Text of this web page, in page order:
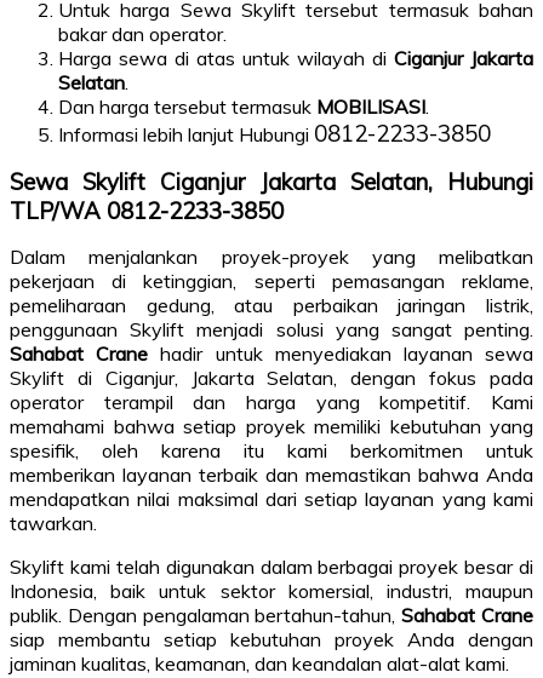
Untuk harga Sewa Skylift tersebut termasuk bahan
bakar dan operator.
Harga sewa di atas untuk wilayah di Ciganjur Jakarta
Selatan.
Dan harga tersebut termasuk MOBILISASI.
Informasi lebih lanjut Hubungi 0812-2233-3850
Sewa Skylift Ciganjur Jakarta Selatan, Hubungi
TLP/WA 0812-2233-3850
Dalam menjalankan proyek-proyek yang melibatkan
pekerjaan di ketinggian, seperti pemasangan reklame,
pemeliharaan gedung, atau perbaikan jaringan listrik,
penggunaan Skylift menjadi solusi yang sangat penting.
Sahabat Crane hadir untuk menyediakan layanan sewa
Skylift di Ciganjur, Jakarta Selatan, dengan fokus pada
operator terampil dan harga yang kompetitif. Kami
memahami bahwa setiap proyek memiliki kebutuhan yang
spesifik, oleh karena itu kami berkomitmen untuk
memberikan layanan terbaik dan memastikan bahwa Anda
mendapatkan nilai maksimal dari setiap layanan yang kami
tawarkan.
Skylift kami telah digunakan dalam berbagai proyek besar di
Indonesia, baik untuk sektor komersial, industri, maupun
publik. Dengan pengalaman bertahun-tahun,Sahabat Crane
siap membantu setiap kebutuhan proyek Anda dengan
jaminan kualitas, keamanan, dan keandalan alat-alat kami.